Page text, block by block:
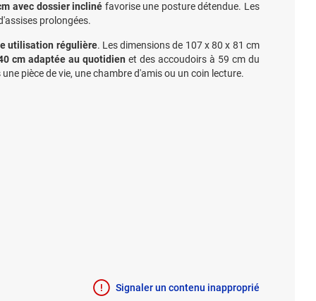
avec dossier incliné favorise une posture détendue. Les
prolongées.
utilisation régulière. Les dimensions de 107 x 80 x 81 cm
cm adaptée au quotidien et des accoudoirs à 59 cm du
pièce de vie, une chambre d'amis ou un coin lecture.
Signaler un contenu inapproprié